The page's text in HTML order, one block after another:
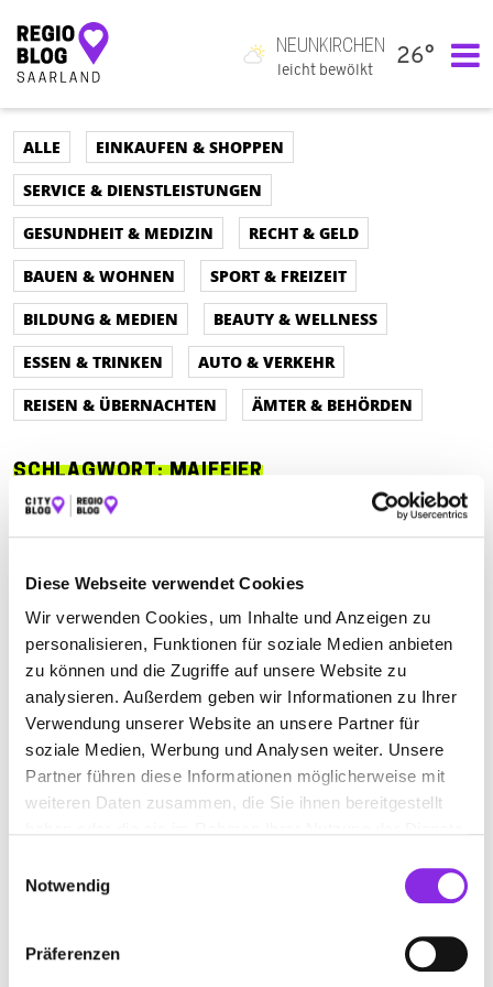
Diese Webseite verwendet Cookies
Wir verwenden Cookies, um Inhalte und Anzeigen zu
personalisieren, Funktionen für soziale Medien anbieten
zu können und die Zugriffe auf unsere Website zu
analysieren. Außerdem geben wir Informationen zu Ihrer
Verwendung unserer Website an unsere Partner für
soziale Medien, Werbung und Analysen weiter. Unsere
Partner führen diese Informationen möglicherweise mit
weiteren Daten zusammen, die Sie ihnen bereitgestellt
Notwendig
Präferenzen
Hauptnavigation
NEUNKIRCHEN
leicht bewölkt
26°
ALLE
EINKAUFEN & SHOPPEN
SERVICE & DIENSTLEISTUNGEN
GESUNDHEIT & MEDIZIN
RECHT & GELD
BAUEN & WOHNEN
SPORT & FREIZEIT
BILDUNG & MEDIEN
BEAUTY & WELLNESS
ESSEN & TRINKEN
AUTO & VERKEHR
REISEN & ÜBERNACHTEN
ÄMTER & BEHÖRDEN
SCHLAGWORT:MAIFEIER
ALLE AUTO & VERKEHR
ÄMTER & BEHÖRDEN
BAUEN & WOHNEN
BEAUTY & WELLNESS
BILDUNG & MEDIEN
EINKAUFEN & SHOPPEN
ESSEN & TRINKEN
RECHT & GELD
REISEN & ÜBERNACHTEN
SERVICE & DIENSTLEISTUNGEN
SPORT & FREIZEIT